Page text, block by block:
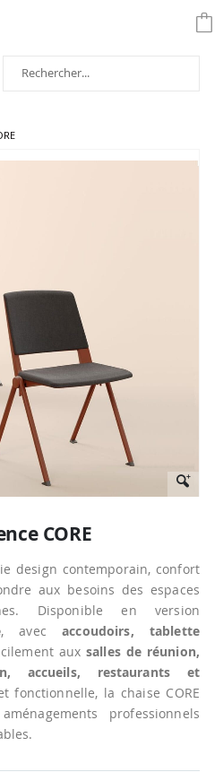
CORE
design contemporain, confort
aux besoins des espaces
Disponible en version
, avecaccoudoirs, tablette
auxsalles de réunion,
accueils, restaurants et
fonctionnelle, la chaise CORE
professionnels